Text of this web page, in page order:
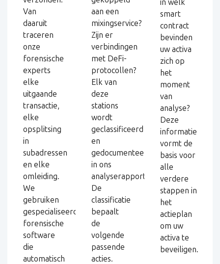
Van
daaruit
traceren
onze
forensische
experts
elke
uitgaande
transactie,
elke
opsplitsing
in
subadressen
en elke
omleiding.
We
gebruiken
gespecialiseerde
forensische
software
die
automatisch
aan een
mixingservice?
Zijn er
verbindingen
met DeFi-
protocollen?
Elk van
deze
stations
wordt
geclassificeerd
en
gedocumenteerd
in ons
analyserapport.
De
classificatie
bepaalt
de
volgende
passende
acties.
in welk
smart
contract
bevinden
uw activa
zich op
het
moment
van
analyse?
Deze
informatie
vormt de
basis voor
alle
verdere
stappen in
het
actieplan
om uw
activa te
beveiligen.